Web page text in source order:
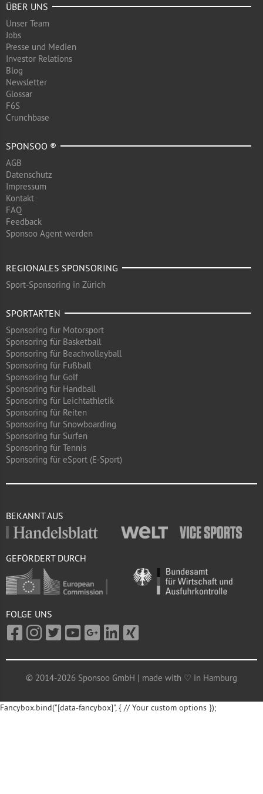
ÜBER UNS
Unser Team
Jobs
Presse und Medien
Investor Relations
Blog
Newsletter
Glossar
F6S
Crunchbase
SPONSOO ®
AGB
Datenschutz
Impressum
Kontakt
FAQ
Feedback
Sponsoo Agent werden
REGIONALES SPONSORING
Sport-Sponsoring in Zürich
SPORTARTEN
Sponsoring für Motorsport
Sponsoring für Basketball
Sponsoring für Beachvolleyball
Sponsoring für Fußball
Sponsoring für Golf
Sponsoring für Handball
Sponsoring für Leichtathletik
Sponsoring für Reiten
Sponsoring für Snowboarding
Sponsoring für Surfen
Sponsoring für Tennis
Sponsoring für eSport (E-Sport)
BEKANNT AUS
GEFÖRDERT DURCH
FOLGE UNS
© 2014-2026 Sponsoo GmbH | made with ♡ in Hamburg
Fancybox.bind("[data-fancybox]", { // Your custom options });